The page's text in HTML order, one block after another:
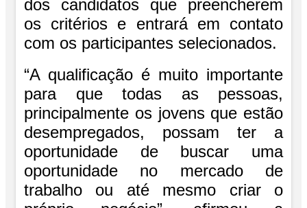
dos candidatos que preencherem
os critérios e entrará em contato
com os participantes selecionados.
“A qualificação é muito importante
para que todas as pessoas,
principalmente os jovens que estão
desempregados, possam ter a
oportunidade de buscar uma
oportunidade no mercado de
trabalho ou até mesmo criar o